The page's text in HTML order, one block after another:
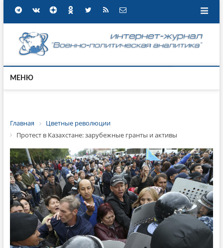
МЕНЮ
Главная
Цветные революции
Протест в Казахстане: зарубежные гранты и активы